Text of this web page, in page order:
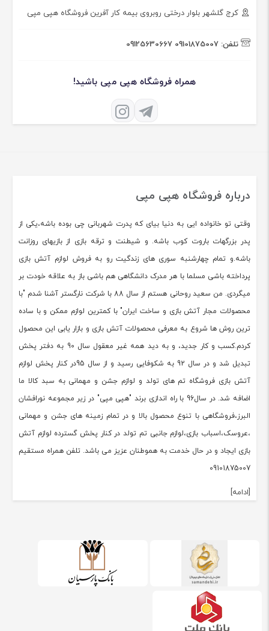
کرج گلشهر بلوار درختی روبروی بیمه کار آفرین فروشگاه هپی مپی
تلفن: 09101875007
09125630667
همراه فروشگاه هپی مپی باشید!
درباره فروشگاه هپی مپی
وقتی تو خانواده ایی به دنیا بیای که پدرت شهربانی چی بوده باشه،یکی از
پدر بزرگهات باروت کوب باشه. و شیطنت و ترقه بازی از بازیهای روزانت
باشه.و تمام چهارشنبه سوری های زندگیت رو به فروش لوازم آتش بازی
پرداخته باشی مسلما با هر مدرک دانشگاهی هم باشی باز به علاقه خودت بر
میگردی. من سعید روحانی هستم از سال 88 با شرکت نارگستر آشنا شدم "با
محصولات مجار آتش بازی و ساخت ایران" با کمترین لوازم ممکن و با ساده
ترین روش ها شروع به معرفی محصولات آتش بازی و بازار یابی این محصول
کردم.کسب و کار جدید، و به دید همه غیر معقول سال 90 به دفتر پخش
تبدیل شد و در سال 92 به شکوفایی رسید و از سال 95در کنار پخش لوازم
آتش بازی فروشگاه تم های تولد و لوازم جشن و مهمانی به سبد کالا ما
اضافه شد. در سال96 با راه اندازی برند "هپی مپی" در زیر مجموعه نورافشان
البرز،فروشگاهی با تنوع محصول بالا و در تمام زمینه های جشن و مهمانی
،عروسک،اسباب بازی،لوازم جانبی تم تولد در کنار پخش گسترده لوازم آتش
بازی ایجاد و در حال خدمت به هموطنان عزیز می باشد. تلفن همراه مستقیم
09101875007
[ادامه]